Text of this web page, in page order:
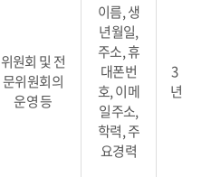
위원회 및 전
문위원회의
운영 등
이름, 생
년월일,
주소, 휴
대폰번
호, 이메
일주소,
학력, 주
요경력
3
년